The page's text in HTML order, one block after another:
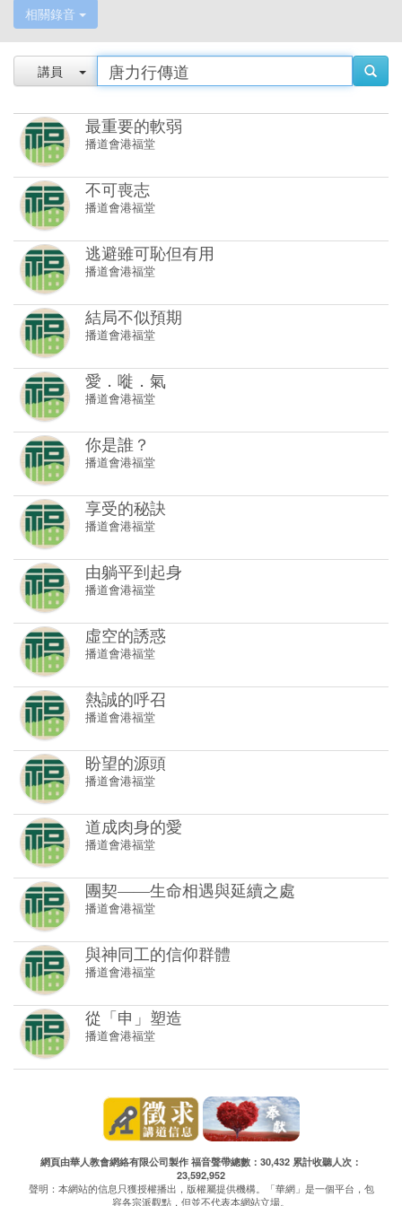
相關錄音
講員
最重要的軟弱
播道會港福堂
不可喪志
播道會港福堂
逃避雖可恥但有用
播道會港福堂
結局不似預期
播道會港福堂
愛．嘥．氣
播道會港福堂
你是誰？
播道會港福堂
享受的秘訣
播道會港福堂
由躺平到起身
播道會港福堂
虛空的誘惑
播道會港福堂
熱誠的呼召
播道會港福堂
盼望的源頭
播道會港福堂
道成肉身的愛
播道會港福堂
團契——生命相遇與延續之處
播道會港福堂
與神同工的信仰群體
播道會港福堂
從「申」塑造
播道會港福堂
網頁由華人教會網絡有限公司製作 福音聲帶總數：30,432 累計收聽人次：
23,592,952
聲明：本網站的信息只獲授權播出，版權屬提供機構。「華網」是一個平台，包
容各宗派觀點，但並不代表本網站立場。